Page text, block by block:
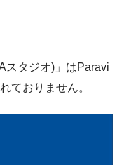
スタジオ)」はParavi
ておりません。